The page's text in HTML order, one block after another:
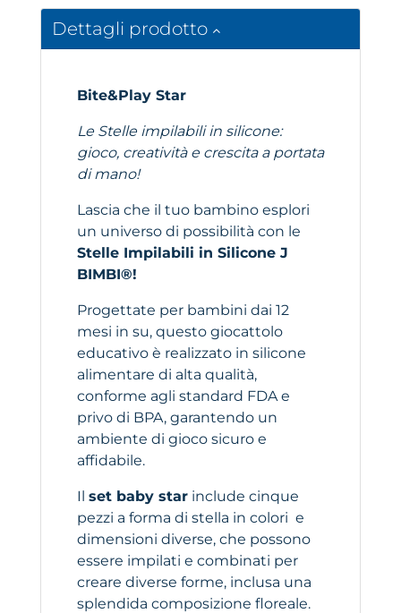
Dettagli prodotto
Bite&Play Star
Le Stelle impilabili in silicone:
gioco, creatività e crescita a portata
di mano!
Lascia che il tuo bambino esplori
un universo di possibilità con le
Stelle Impilabili in Silicone J
BIMBI®!
Progettate per bambini dai 12
mesi in su, questo giocattolo
educativo è realizzato in silicone
alimentare di alta qualità,
conforme agli standard FDA e
privo di BPA, garantendo un
ambiente di gioco sicuro e
affidabile.
Il set baby star include cinque
pezzi a forma di stella in colori e
dimensioni diverse, che possono
essere impilati e combinati per
creare diverse forme, inclusa una
splendida composizione floreale.